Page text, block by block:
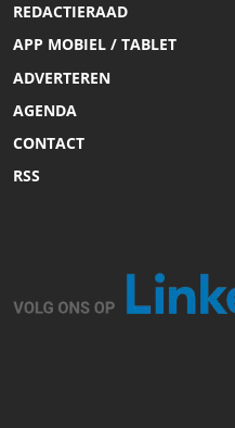
REDACTIERAAD
APP MOBIEL / TABLET
ADVERTEREN
AGENDA
CONTACT
RSS